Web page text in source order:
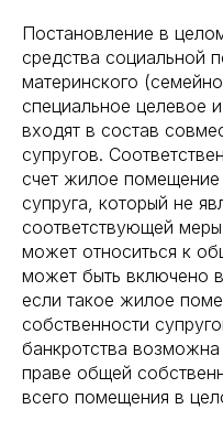
Постановление в
средства социальной
материнского
специальное целевое
входят в состав
супругов.
счет жилое помещение
супруга, который не
соответствующей
может относиться к
может быть включено
если такое жилое
собственности
банкротства
праве общей
всего помещения в